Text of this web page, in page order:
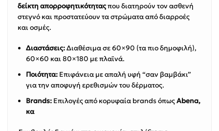
δείκτη απορροφητικότηταςπου διατηρούν τον ασθενή
στεγνό και προστατεύουν τα στρώματα από διαρροές
και οσμές.
Διαστάσεις:Διαθέσιμα σε 60×90 (τα πιο δημοφιλή),
60×60 και 80×180 με πλαϊνά.
Ποιότητα: Επιφάνεια με απαλή υφή “σαν βαμβάκι”
για την αποφυγή ερεθισμών του δέρματος.
Brands: Επιλογές από κορυφαία brands όπωςAbena,
κα